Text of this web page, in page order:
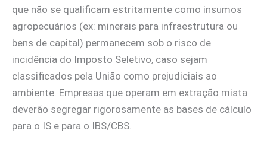
que não se qualificam estritamente como insumos
agropecuários (ex: minerais para infraestrutura ou
bens de capital) permanecem sob o risco de
incidência do Imposto Seletivo, caso sejam
classificados pela União como prejudiciais ao
ambiente. Empresas que operam em extração mista
deverão segregar rigorosamente as bases de cálculo
para o IS e para o IBS/CBS.